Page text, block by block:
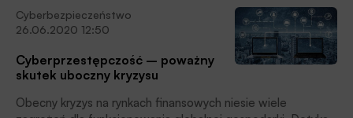
identyfikacja działań hackerskich w celach zwiększenia
bezpieczeństwa klientów tych organizacji.
Cyberbezpieczeństwo
26.06.2020 12:50
Cyberprzestępczość – poważny
skutek uboczny kryzysu
Obecny kryzys na rynkach finansowych niesie wiele